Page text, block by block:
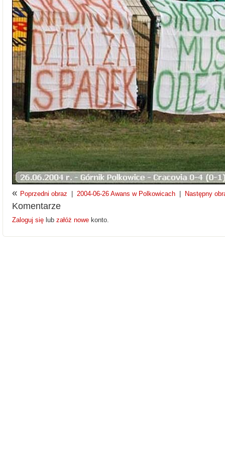
« Poprzedni obraz 2004-06-26 Awans w Polkowicach Następny
Komentarze
Zaloguj się lub załóż nowe konto.